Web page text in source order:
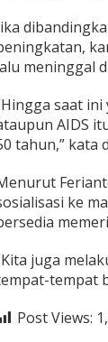
meninggal
saat
AIDS
tahun,” kata
ke
juga
tempat
Post Views: